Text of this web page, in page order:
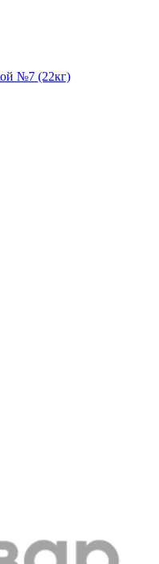
№7 (22кг)